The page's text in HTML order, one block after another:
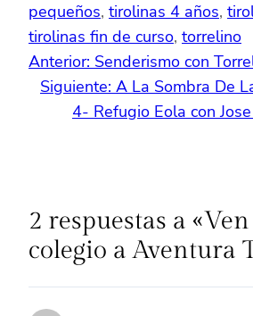
pequeños, tirolinas 4 años,
tirolinas fin de curso, torrelino
Anterior: Senderismo con
Siguiente: A La Sombra De
4- Refugio Eola con
2 respuestas a
colegio a Aventura